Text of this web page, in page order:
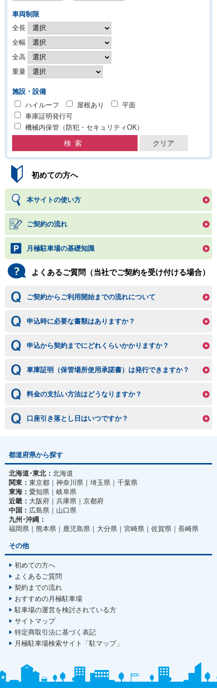
車両制限
全長
全幅
全高
重量
施設・設備
ハイルーフ
屋根あり
平面
車庫証明発行可
機械内保管（防犯・セキュリティOK）
初めての方へ
本サイトの使い方
ご契約の流れ
月極駐車場の基礎知識
よくあるご質問（当社でご契約を受け付ける場合）
ご契約からご利用開始までの流れについて
申込時に必要な書類はありますか？
申込から契約までにどれくらいかかりますか？
車庫証明（保管場所使用承諾書）は発行できますか？
料金の支払い方法はどうなりますか？
口座引き落とし日はいつですか？
都道府県から探す
北海道･東北： 北海道
関東： 東京都 神奈川県 埼玉県
千葉県
東海： 愛知県
岐阜県
近畿： 大阪府 兵庫県
京都府
中国： 広島県
山口県
九州･沖縄：
福岡県
熊本県 鹿児島県 大分県 宮崎県 佐賀県
長崎県
その他
初めての方へ
よくあるご質問
契約までの流れ
おすすめの月極駐車場
駐車場の運営を検討されている方
サイトマップ
特定商取引法に基づく表記
月極駐車場検索サイト「駐マップ」